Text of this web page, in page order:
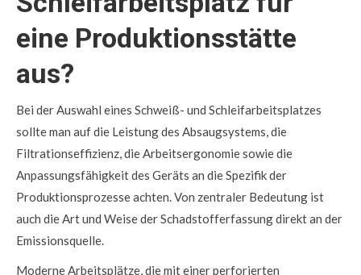
eine Produktionsstätte
aus?
Bei der Auswahl eines Schweiß- und Schleifarbeitsplatzes
sollte man auf die Leistung des Absaugsystems, die
Filtrationseffizienz, die Arbeitsergonomie sowie die
Anpassungsfähigkeit des Geräts an die Spezifik der
Produktionsprozesse achten. Von zentraler Bedeutung ist
auch die Art und Weise der Schadstofferfassung direkt an der
Emissionsquelle.
Moderne Arbeitsplätze, die mit einer perforierten